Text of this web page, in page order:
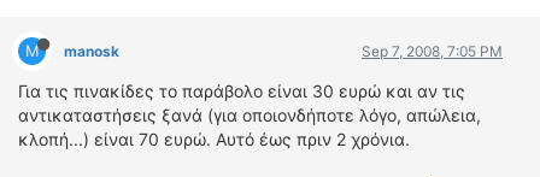
M manosk Sep 7, 2008, 7:05 PM
Για τις πινακίδες το παράβολο είναι 30 ευρώ και αν τις
αντικαταστήσεις ξανά (για οποιονδήποτε λόγο, απώλεια,
κλοπή...) είναι 70 ευρώ. Αυτό έως πριν 2 χρόνια.